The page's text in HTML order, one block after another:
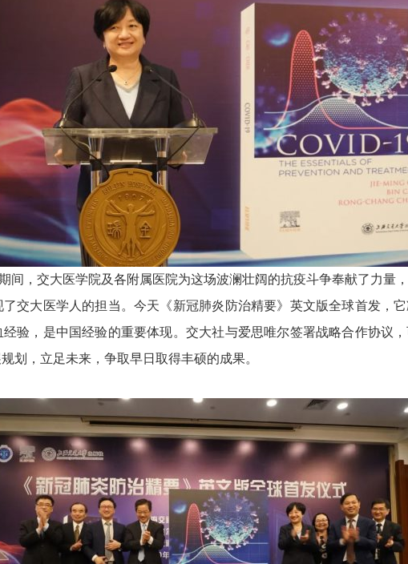
间，交大医学院及各附属医院为这场波澜壮阔的抗疫斗争奉献了力量
交大医学人的担当。今天《新冠肺炎防治精要》英文版全球首发，
验，是中国经验的重要体现。交大社与爱思唯尔签署战略合作协议
划，立足未来，争取早日取得丰硕的成果。